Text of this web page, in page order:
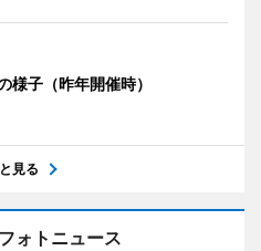
様子（昨年開催時）
見る
ォトニュース